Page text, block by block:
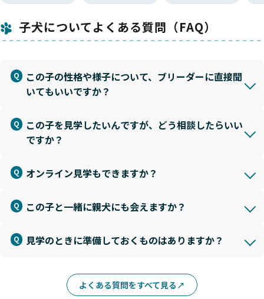
子犬についてよくある質問（FAQ）
この子の性格や様子について、ブリーダーに直接聞
いてもいいですか？
この子を見学したいんですが、どう相談したらいい
ですか？
オンライン見学もできますか？
この子と一緒に親犬にも会えますか？
見学のときに準備しておくものはありますか？
よくある質問をすべて見る